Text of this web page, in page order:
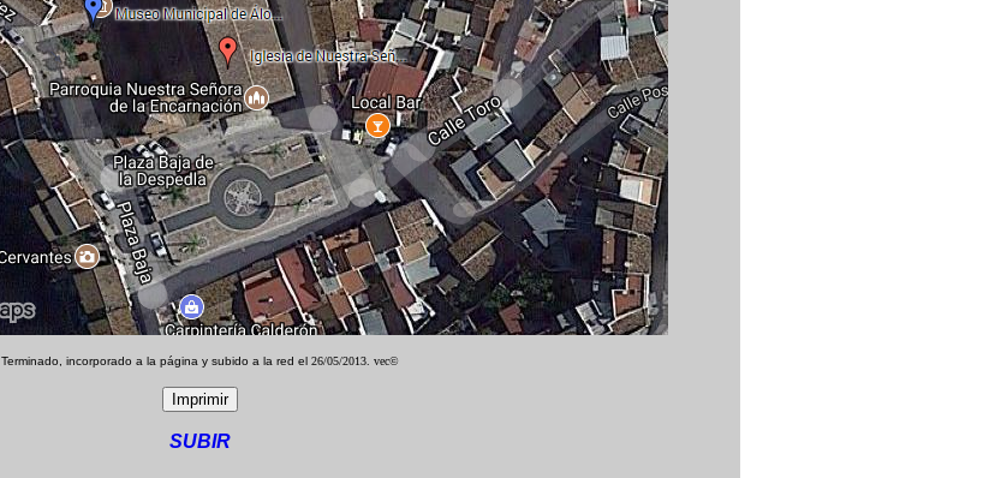
Terminado, incorporado a la página y subido a la red el26/05/2013. vec©
SUBIR